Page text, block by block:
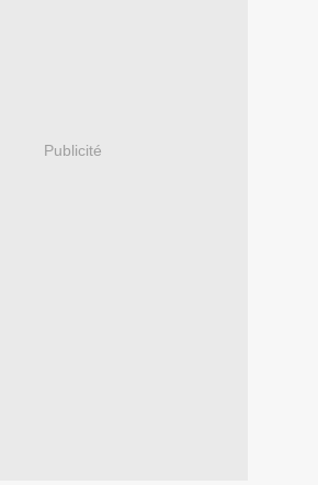
Publicité